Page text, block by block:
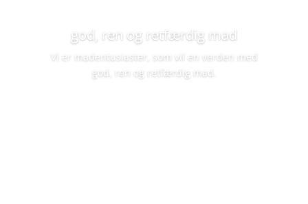
god, ren og retfærdig mad
Vi er madentusiaster, som vil en verden med
god, ren og retfærdig mad.